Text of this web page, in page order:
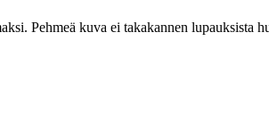
Pehmeä kuva ei takakannen